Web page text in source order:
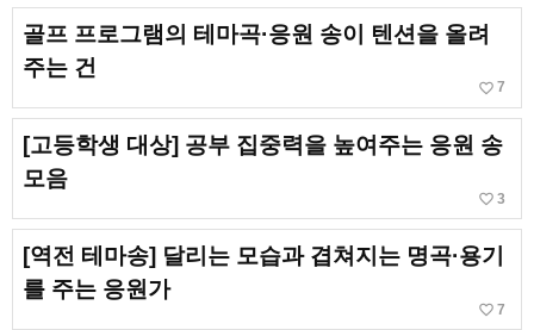
골프 프로그램의 테마곡·응원 송이 텐션을 올려
주는 건
favorite_border 7
[고등학생 대상] 공부 집중력을 높여주는 응원 송
모음
favorite_border 3
[역전 테마송] 달리는 모습과 겹쳐지는 명곡·용기
를 주는 응원가
favorite_border 7